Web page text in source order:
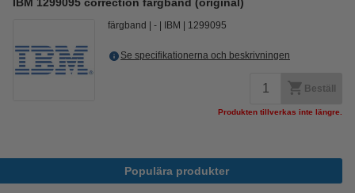
färgband - IBM 1299095
Se specifikationerna och beskrivningen
Beställ
Produkten tillverkas inte längre.
Populära produkter